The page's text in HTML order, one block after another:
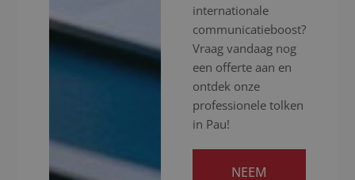
internationale
communicatieboost?
Vraag vandaag nog
een offerte aan en
ontdek onze
professionele tolken
in Pau!
NEEM